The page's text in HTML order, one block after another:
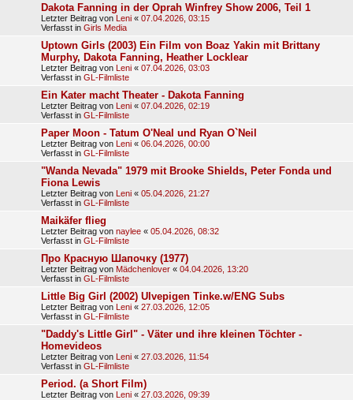
Dakota Fanning in der Oprah Winfrey Show 2006, Teil 1
Letzter Beitrag von Leni « 07.04.2026, 03:15
Verfasst in Girls Media
Uptown Girls (2003) Ein Film von Boaz Yakin mit Brittany
Murphy, Dakota Fanning, Heather Locklear
Letzter Beitrag von Leni « 07.04.2026, 03:03
Verfasst in GL-Filmliste
Ein Kater macht Theater - Dakota Fanning
Letzter Beitrag von Leni « 07.04.2026, 02:19
Verfasst in GL-Filmliste
Paper Moon - Tatum O'Neal und Ryan O`Neil
Letzter Beitrag von Leni « 06.04.2026, 00:00
Verfasst in GL-Filmliste
"Wanda Nevada" 1979 mit Brooke Shields, Peter Fonda und
Fiona Lewis
Letzter Beitrag von Leni « 05.04.2026, 21:27
Verfasst in GL-Filmliste
Maikäfer flieg
Letzter Beitrag von naylee « 05.04.2026, 08:32
Verfasst in GL-Filmliste
Про Красную Шапочку (1977)
Letzter Beitrag von Mädchenlover « 04.04.2026, 13:20
Verfasst in GL-Filmliste
Little Big Girl (2002) Ulvepigen Tinke.w/ENG Subs
Letzter Beitrag von Leni « 27.03.2026, 12:05
Verfasst in GL-Filmliste
"Daddy's Little Girl" - Väter und ihre kleinen Töchter -
Homevideos
Letzter Beitrag von Leni « 27.03.2026, 11:54
Verfasst in GL-Filmliste
Period. (a Short Film)
Letzter Beitrag von Leni « 27.03.2026, 09:39